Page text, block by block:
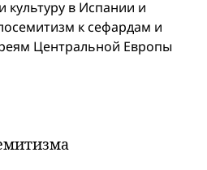
культуру в Испании и
к сефардам и
Центральной Европы